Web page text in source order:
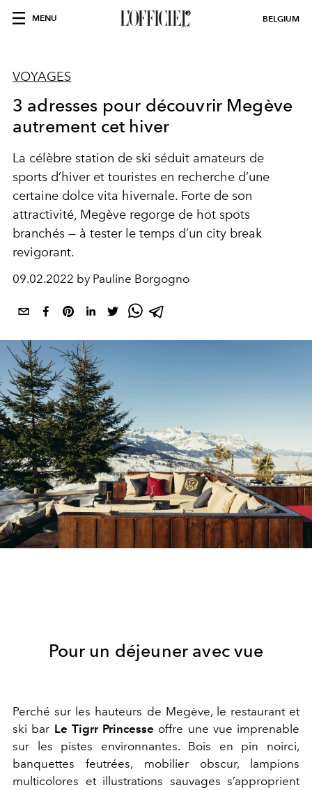
MENU BELGIUM
VOYAGES
3 adresses pour découvrir Megève
autrement cet hiver
La célèbre station de ski séduit amateurs de
sports d’hiver et touristes en recherche d’une
certaine dolce vita hivernale. Forte de son
attractivité, Megève regorge de hot spots
branchés — à tester le temps d’un city break
revigorant.
09.02.2022 by Pauline Borgogno
Pour un déjeuner avec vue
Perché sur les hauteurs de Megève, le restaurant et
ski bar Le Tigrr Princesse offre une vue imprenable
sur les pistes environnantes. Bois en pin noirci,
banquettes feutrées, mobilier obscur, lampions
multicolores et illustrations sauvages s’approprient